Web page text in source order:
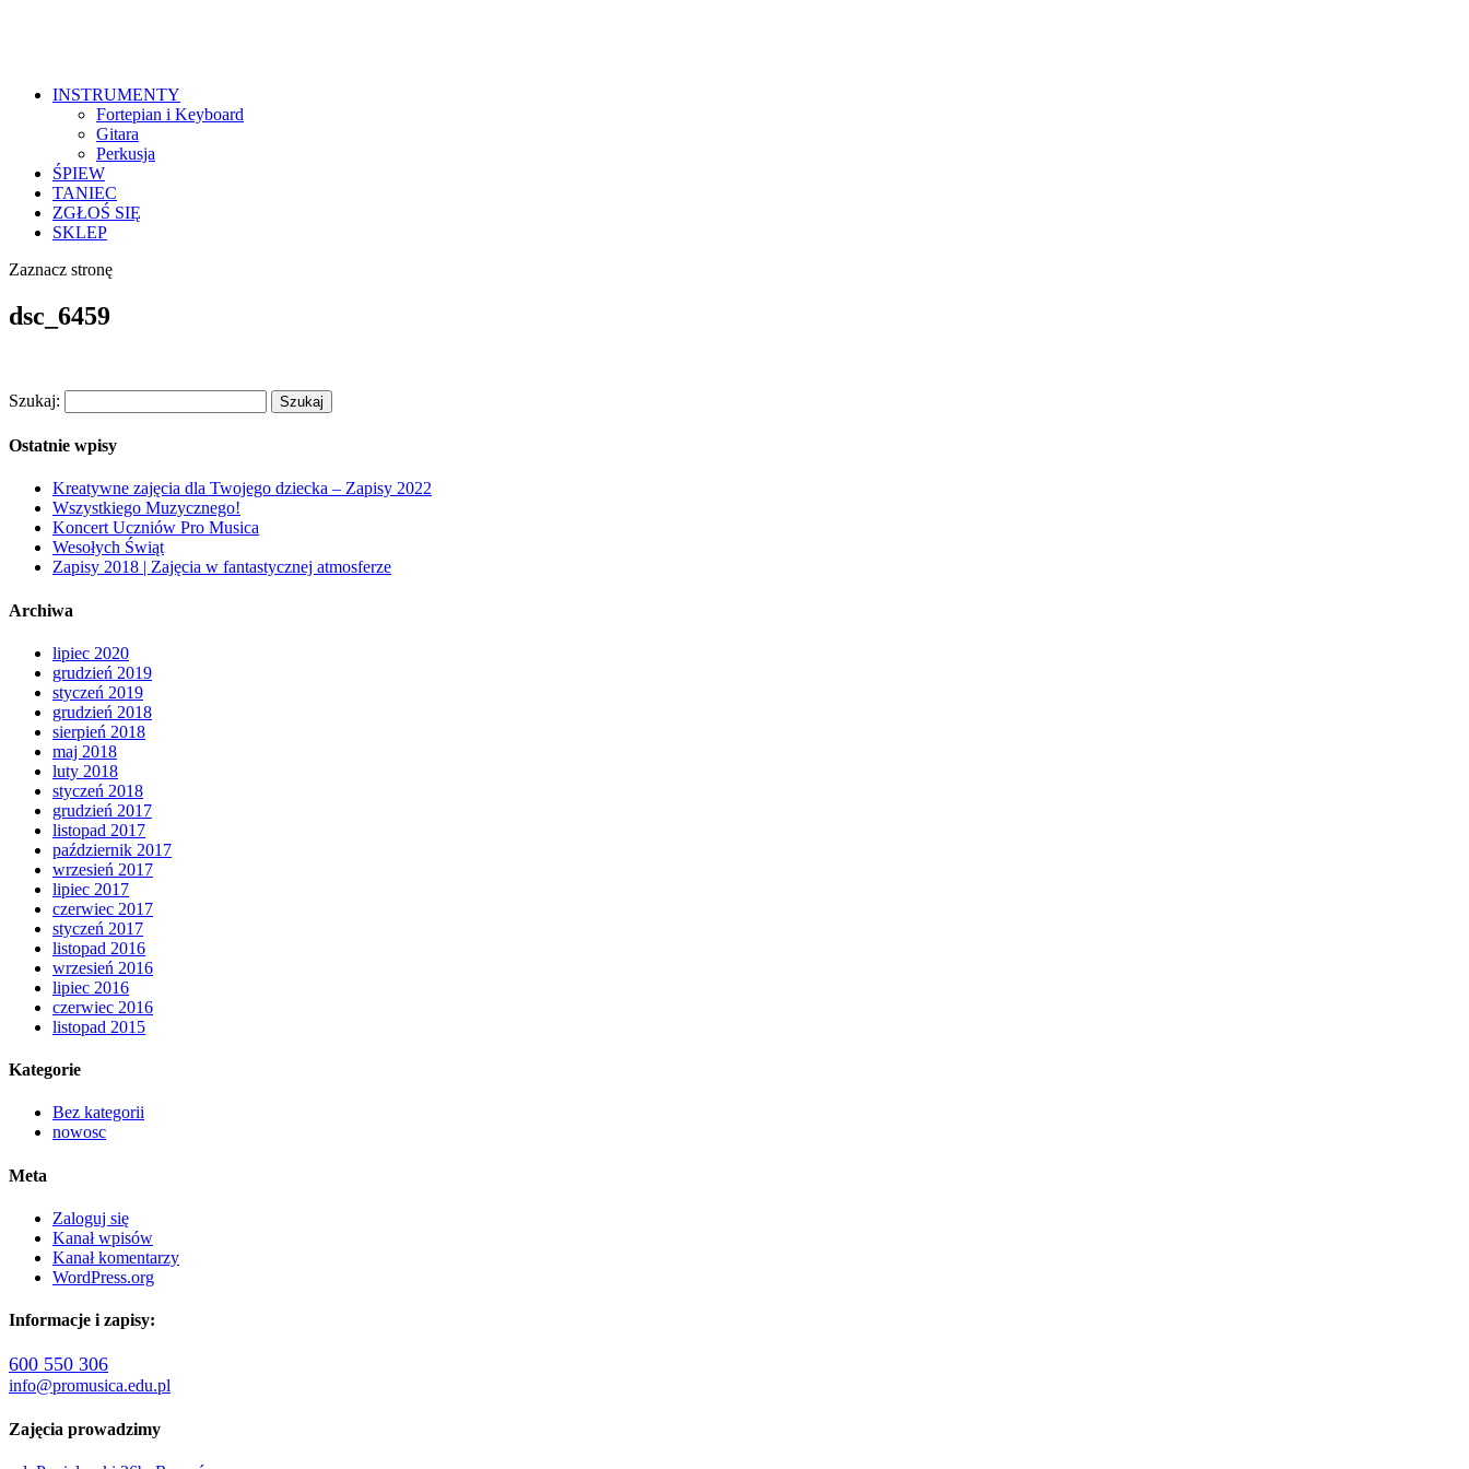
INSTRUMENTY
Fortepian i Keyboard
Gitara
Perkusja
ŚPIEW
TANIEC
ZGŁOŚ SIĘ
SKLEP
Zaznacz stronę
dsc_6459
Szukaj:
Ostatnie wpisy
Kreatywne zajęcia dla Twojego dziecka – Zapisy 2022
Wszystkiego Muzycznego!
Koncert Uczniów Pro Musica
Wesołych Świąt
Zapisy 2018 | Zajęcia w fantastycznej atmosferze
Archiwa
lipiec 2020
grudzień 2019
styczeń 2019
grudzień 2018
sierpień 2018
maj 2018
luty 2018
styczeń 2018
grudzień 2017
listopad 2017
październik 2017
wrzesień 2017
lipiec 2017
czerwiec 2017
styczeń 2017
listopad 2016
wrzesień 2016
lipiec 2016
czerwiec 2016
listopad 2015
Kategorie
Bez kategorii
nowosc
Meta
Zaloguj się
Kanał wpisów
Kanał komentarzy
WordPress.org
Informacje i zapisy:
600 550 306
info@promusica.edu.pl
Zajęcia prowadzimy